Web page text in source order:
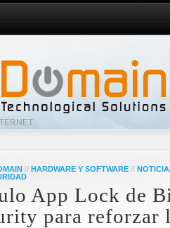
// HARDWARE Y SOFTWARE //
App Lock de
para reforzar